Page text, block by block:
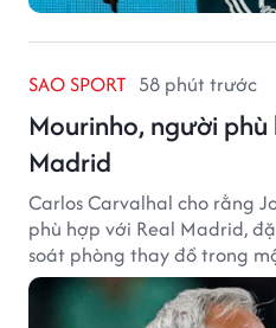
SAO SPORT 58 phút trước
Mourinho, người phù
Madrid
Carlos Carvalhal cho rằng
phù hợp với Real Madrid,
soát phòng thay đồ trong
lại sự ổn định.